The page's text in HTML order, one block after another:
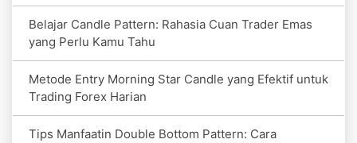
Belajar Candle Pattern: Rahasia Cuan Trader Emas
yang Perlu Kamu Tahu
Metode Entry Morning Star Candle yang Efektif untuk
Trading Forex Harian
Tips Manfaatin Double Bottom Pattern: Cara